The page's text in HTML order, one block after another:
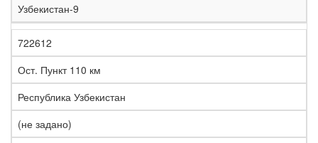
Узбекистан-9
722612
Ост. Пункт 110 км
Республика Узбекистан
(не задано)